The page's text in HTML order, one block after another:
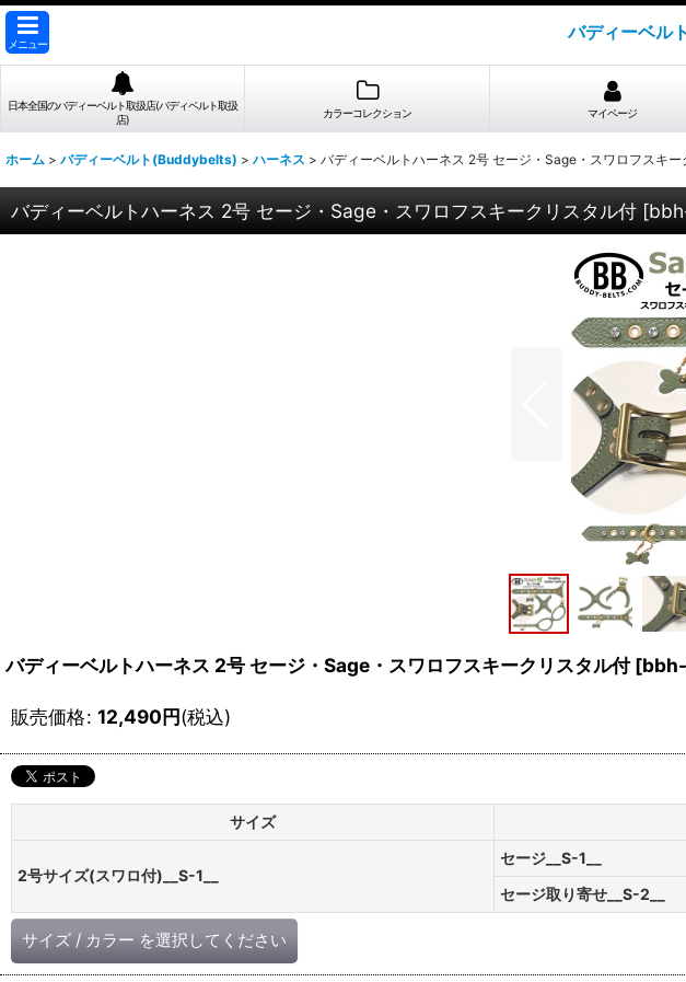
メニュー
バディーベル
日本全国のバディーベルト取扱店(バディベルト取扱
店)
カラーコレクション マイページ
ホーム > バディーベルト(Buddybelts) > ハーネス > バディーベルトハーネス 2号 セージ・Sage・スワロフスキー
バディーベルトハーネス 2号 セージ・Sage・スワロフスキークリスタル付 [
バディーベルトハーネス 2号 セージ・Sage・スワロフスキークリスタル付 [
販売価格: 12,490円(税込)
サイズ
2号サイズ(スワロ付)__S-1__
セージ__S-1__
セージ取り寄せ__S-2__
サイズ / カラー を選択してください